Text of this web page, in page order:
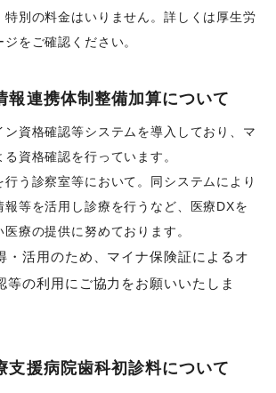
特別の料金はいりません。詳しくは厚生労
をご確認ください。
報連携体制整備加算について
ン資格確認等システムを導入しており、マ
資格確認を行っています。
行う診察室等において。同システムにより
報等を活用し診療を行うなど、医療DXを
療の提供に努めております。
活用のため、マイナ保険証によるオ
等の利用にご協力をお願いいたしま
支援病院歯科初診料について